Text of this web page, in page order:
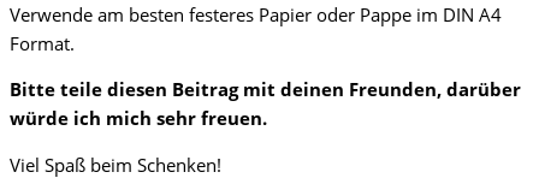
Verwende am besten festeres Papier oder Pappe im DIN A4
Format.
Bitte teile diesen Beitrag mit deinen Freunden, darüber
würde ich mich sehr freuen.
Viel Spaß beim Schenken!